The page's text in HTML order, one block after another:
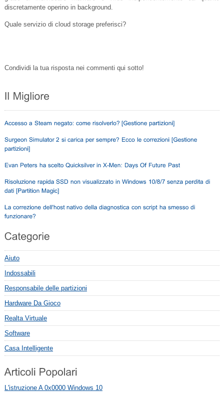
discretamente operino in background.
Quale servizio di cloud storage preferisci?
Condividi la tua risposta nei commenti qui sotto!
Aiuto
Indossabili
Responsabile delle partizioni
Hardware Da Gioco
Realta Virtuale
Software
Casa Intelligente
L'istruzione A 0x0000 Windows 10